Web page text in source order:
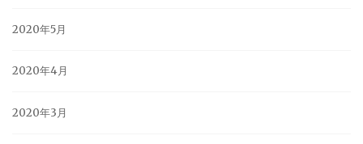
2020年5月
2020年4月
2020年3月